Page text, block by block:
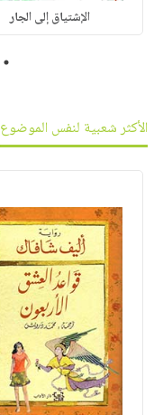
الإشتياق إلى الجار
1
الأكثر شعبية لنفس الموضوع